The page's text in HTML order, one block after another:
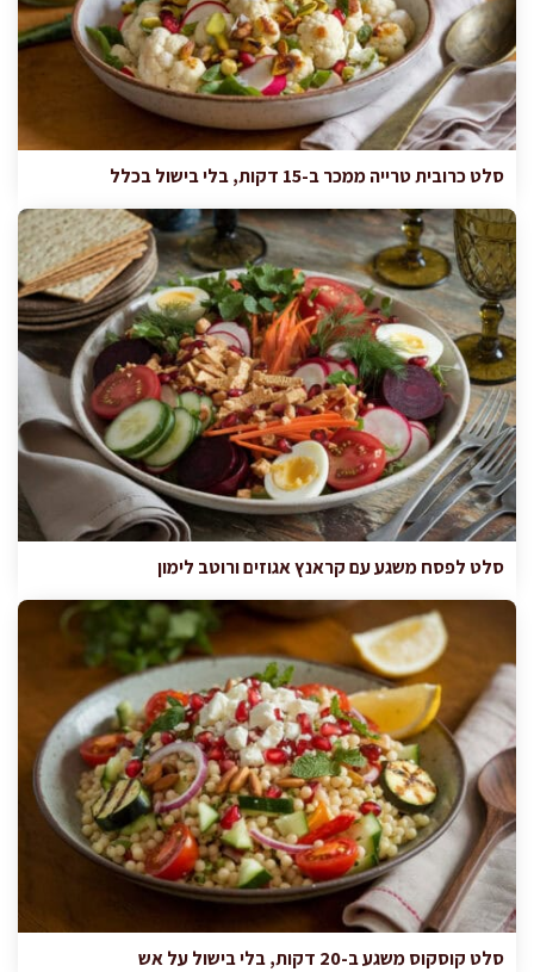
סלט כרובית טרייה ממכר ב-15 דקות, בלי בישול בכלל
סלט לפסח משגע עם קראנץ אגוזים ורוטב לימון
סלט קוסקוס משגע ב-20 דקות, בלי בישול על אש